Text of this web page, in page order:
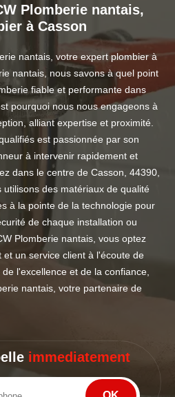
Plomberie nantais,
à Casson
nantais, votre expert plombier à
nantais, nous savons à quel point
fiable et performante dans
pourquoi nous nous engageons à
alliant expertise et proximité.
est passionnée par son
à intervenir rapidement et
dans le centre de Casson, 44390,
des matériaux de qualité
à la pointe de la technologie pour
de chaque installation ou
Plomberie nantais, vous optez
un service client à l'écoute de
l'excellence et de la confiance,
nantais, votre partenaire de
immediatement